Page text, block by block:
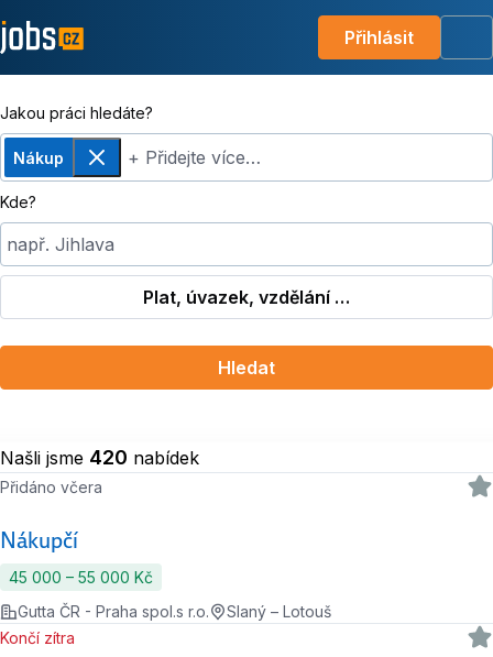
Přihlásit
Jakou práci hledáte?
Nákup
Odebrat+ Přidejte více…
Kde?
např. Jihlava
Plat, úvazek, vzdělání …
Hledat
Našli jsme 420 nabídek
Nákupčí
Přidáno včera
45 000 ‍–‍ 55 000 Kč
Gutta ČR - Praha spol.s r.o.
Slaný – Lotouš
Končí zítra